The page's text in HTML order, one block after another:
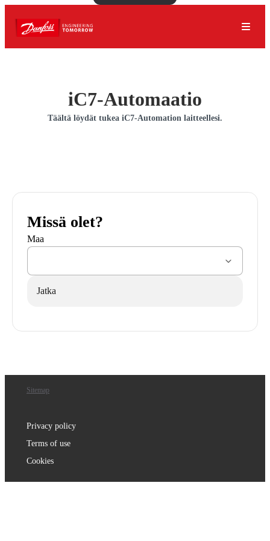
iC7-Automaatio
Täältä löydät tukea iC7-Automation laitteellesi.
Missä olet?
Maa
Jatka
Sitemap
Privacy policy
Terms of use
Cookies